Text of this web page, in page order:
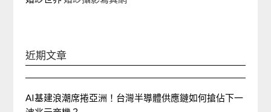
近期文章
AI基建浪潮席捲亞洲！台灣半導體供應鏈如何搶佔下一